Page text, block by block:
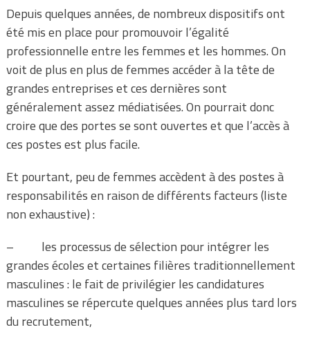
Depuis quelques années, de nombreux dispositifs ont
été mis en place pour promouvoir l’égalité
professionnelle entre les femmes et les hommes. On
voit de plus en plus de femmes accéder à la tête de
grandes entreprises et ces dernières sont
généralement assez médiatisées. On pourrait donc
croire que des portes se sont ouvertes et que l’accès à
ces postes est plus facile.
Et pourtant, peu de femmes accèdent à des postes à
responsabilités en raison de différents facteurs (liste
non exhaustive) :
– les processus de sélection pour intégrer les
grandes écoles et certaines filières traditionnellement
masculines : le fait de privilégier les candidatures
masculines se répercute quelques années plus tard lors
du recrutement,